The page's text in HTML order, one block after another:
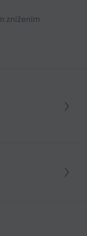
znížením